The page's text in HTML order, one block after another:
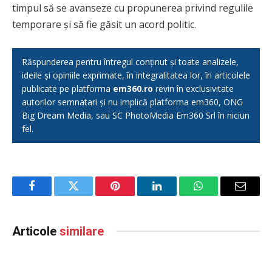
timpul să se avanseze cu propunerea privind regulile
temporare și să fie găsit un acord politic.
Răspunderea pentru întregul conținut și toate analizele,
ideile și opiniile exprimate, în integralitatea lor, în articolele
publicate pe platforma em360.ro revin în exclusivitate
autorilor semnatari și nu implică platforma em360, ONG
Big Dream Media, sau SC PhotoMedia Em360 Srl în niciun
fel.
FacebookTwitter Pinterest LinkedInWhatsAppEmail
Articole similare